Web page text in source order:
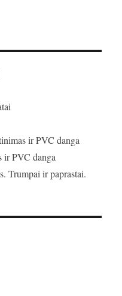
ir PVC danga
ir PVC danga
Trumpai ir paprastai.